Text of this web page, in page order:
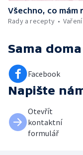
Všechno, co mám
Rady a recepty
Vaření
Sama doma
Facebook
Napište
Otevřít
kontaktní
formulář